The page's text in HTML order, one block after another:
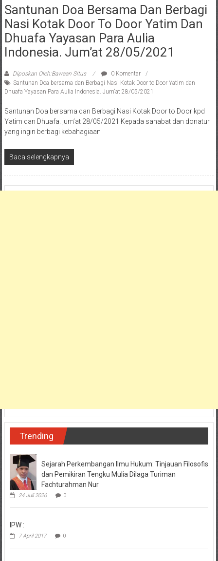
Santunan Doa Bersama Dan Berbagi
Nasi Kotak Door To Door Yatim Dan
Dhuafa Yayasan Para Aulia
Indonesia. Jum’at 28/05/2021
Diposkan Oleh:Bawaan Situs
0 Komentar
Santunan Doa bersama dan Berbagi Nasi Kotak Door to Door Yatim dan
Dhuafa Yayasan Para Aulia Indonesia. Jum'at 28/05/2021
Santunan Doa bersama dan Berbagi Nasi Kotak Door to Door kpd
Yatim dan Dhuafa. jum’at 28/05/2021 Kepada sahabat dan donatur
yang ingin berbagi kebahagiaan
Baca selengkapnya
Trending
Sejarah Perkembangan Ilmu Hukum: Tinjauan Filosofis
dan Pemikiran Tengku Mulia Dilaga Turiman
Fachturahman Nur
24 Juli 2026 0
IPW :
7 April 2017 0